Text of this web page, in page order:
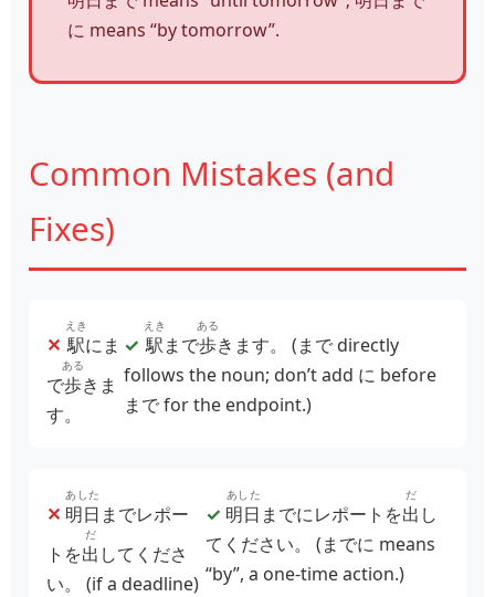
に means “by tomorrow”.
Common Mistakes (and
Fixes)
✕ 駅
えき
にま
で歩
ある
きま
す。
✓ 駅
えき
まで歩
ある
きます。
(まで directly
follows the noun; don’t add に before
まで for the endpoint.)
✕ 明日
あした
までレポー
トを出
だ
してくださ
い。
(if a deadline)
✓ 明日
あした
までにレポートを出
だ
し
てください。
(までに means
“by”, a one‑time action.)